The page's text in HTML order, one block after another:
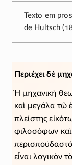
Texto em
de Hultsch
Περιέχει δὲ
Ἡ μηχανικὴ
καὶ μεγάλα τῶ
πλείστης
φιλοσόφων
εἶναι λογικὸν